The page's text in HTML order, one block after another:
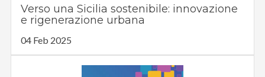
Verso una Sicilia sostenibile: innovazione
e rigenerazione urbana
04 Feb 2025